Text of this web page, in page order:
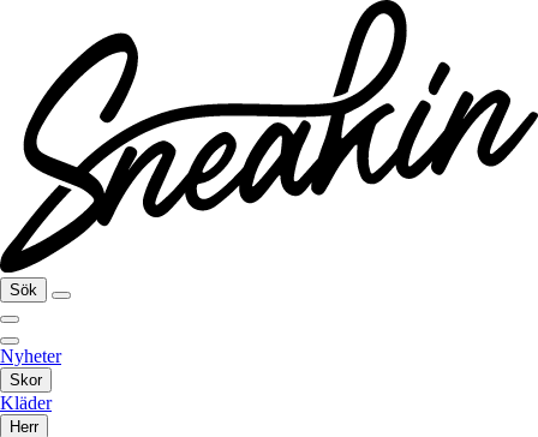
Sök
Nyheter
Skor
Kläder
Herr